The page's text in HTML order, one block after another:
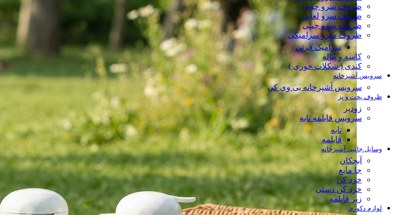
ظروف سرو چوبی
ظروف سرو لعابی
ظروف سرو چینی
ظروف سرو سرامیکی
سرامیک قرتی
کاسه و پیاله
کندی ( شکلات خوری )
سرویس آشپزخانه
سرویس آشپزخانه بی وی کی
ظروف پخت و پز
زودپز
سرویس قابلمه تابه
تابه
قابلمه
وسایل جانبی آشپزخانه
آبچکان
جا مایع
خرد کن
خرد کن دستی
زیر قابلمه
لوازم دکوری